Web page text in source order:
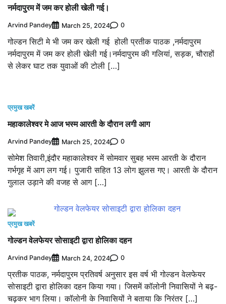
नर्मदापुरम में जम कर होली खेली गई।
Arvind Pandey March 25, 2024 0
गोल्डन सिटी मे भी जम कर खेली गई होली प्रतीक पाठक ,नर्मदापुरम
नर्मदापुरम में जम कर होली खेली गई।नर्मदापुरम की गलियां, सड़क, चौराहों
से लेकर घाट तक युवाओं की टोली […]
प्रमुख खबरें
महाकालेश्वर मे आज भस्म आरती के दौरान लगी आग
Arvind Pandey March 25, 2024 0
सोमेश तिवारी,इंदौर महाकालेश्वर में सोमवार सुबह भस्म आरती के दौरान
गर्भगृह में आग लग गई। पुजारी सहित 13 लोग झुलस गए। आरती के दौरान
गुलाल उड़ाने की वजह से आग […]
प्रमुख खबरें
गोल्डन वेलफेयर सोसाइटी द्वारा होलिका दहन
Arvind Pandey March 24, 2024 0
प्रतीक पाठक, नर्मदापुरम प्रतिवर्ष अनुसार इस वर्ष भी गोल्डन वेलफेयर
सोसाइटी द्वारा होलिका दहन किया गया। जिसमें कॉलोनी निवासियों ने बढ़-
चढ़कर भाग लिया। कॉलोनी के निवासियों ने बताया कि निरंतर […]